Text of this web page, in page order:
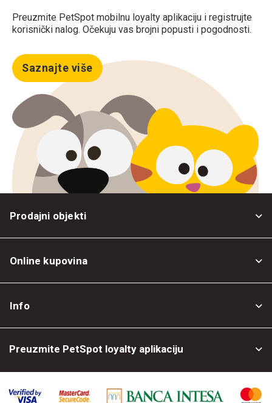
Preuzmite PetSpot mobilnu loyalty aplikaciju i registrujte
korisnički nalog. Očekuju vas brojni popusti i pogodnosti.
Saznajte više
Prodajni objekti
Online kupovina
Info
Preuzmite PetSpot loyalty aplikaciju